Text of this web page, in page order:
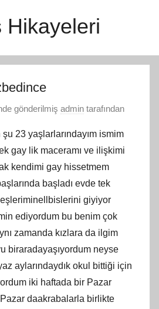
Hikayeleri
gönderilmiş admin tarafından
23 yaşlarlarındayım ismim
gay lik maceramı ve ilişkimi
kendimi gay hissetmem
başladı evde tek
giyiyor
ediyordum bu benim çok
zamanda kızlara da ilgim
biraradayaşıyordum neyse
aylarındaydık okul bittiği için
iki haftada bir Pazar
daakrabalarla birlikte